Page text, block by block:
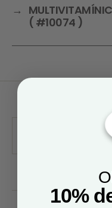
→
( #10074 )
10%